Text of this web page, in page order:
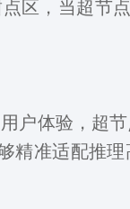
区，当超节
体验，超节
精准适配推